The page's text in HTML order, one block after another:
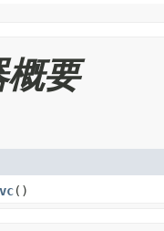
要
()